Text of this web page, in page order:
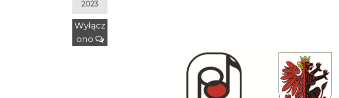
2023
Wyłącz
ono